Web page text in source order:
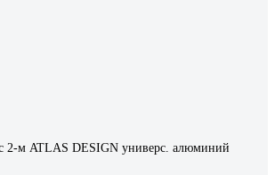
2-м ATLAS DESIGN универс. алюминий